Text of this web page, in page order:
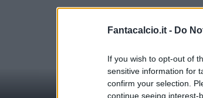
Fantacalcio.it - Do
If you wish to opt-out of
sensitive information for
confirm your selection.
continue seeing interest-